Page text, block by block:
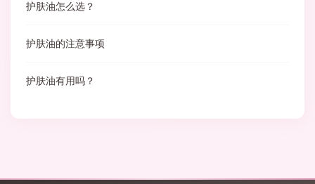
护肤油怎么选？
护肤油的注意事项
护肤油有用吗？